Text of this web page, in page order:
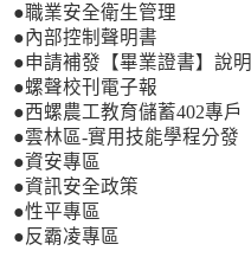
●職業安全衛生管理
●內部控制聲明書
●申請補發【畢業證書】說明
●螺聲校刊電子報
●西螺農工教育儲蓄402專戶
●雲林區-實用技能學程分發
●資安專區
●資訊安全政策
●性平專區
●反霸凌專區